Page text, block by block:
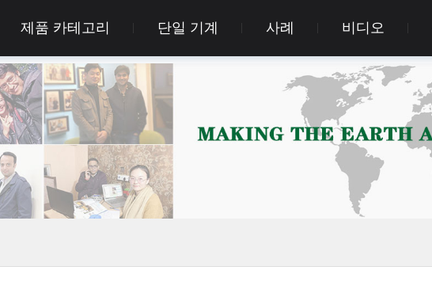
제품 카테고리 단일 기계 사례 비디오